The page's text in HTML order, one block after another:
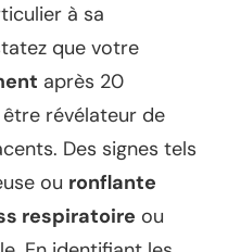
à sa
que votre
après 20
révélateur de
Des signes tels
ou ronflante
respiratoire ou